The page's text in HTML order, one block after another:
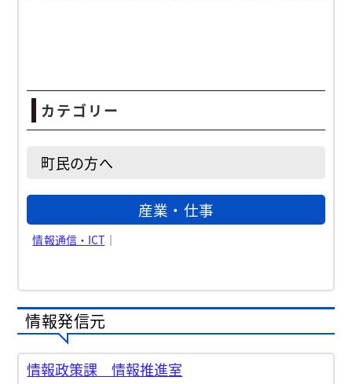
カテゴリー
町民の方へ
産業・仕事
情報通信・ICT ｜
情報発信元
情報政策課 情報推進室